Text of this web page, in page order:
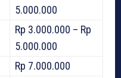
5.000.000
Rp 3.000.000 – Rp
5.000.000
Rp 7.000.000